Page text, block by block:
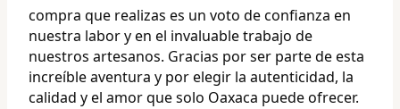
compra que realizas es un voto de confianza en
nuestra labor y en el invaluable trabajo de
nuestros artesanos. Gracias por ser parte de esta
increíble aventura y por elegir la autenticidad, la
calidad y el amor que solo Oaxaca puede ofrecer.